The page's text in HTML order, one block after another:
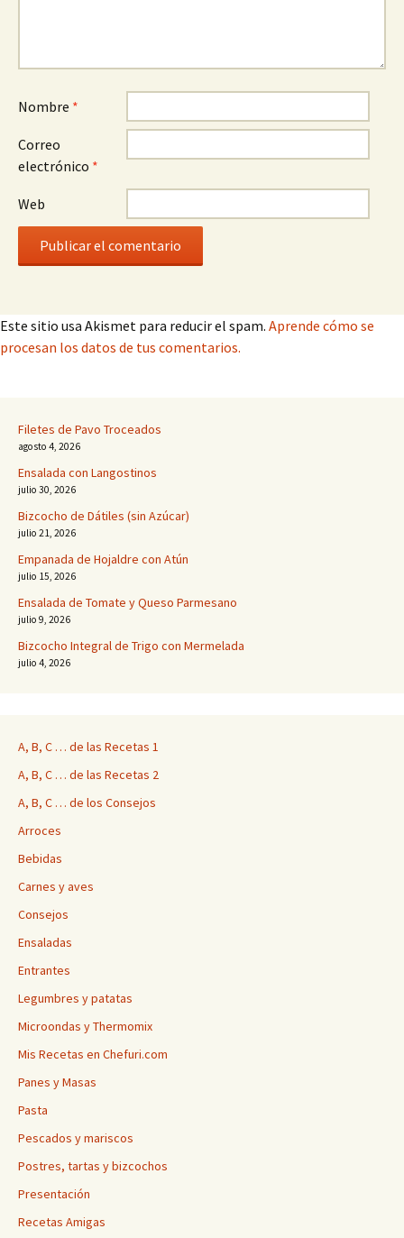
Nombre *
Correo
electrónico *
Web
Este sitio usa Akismet para reducir el spam. Aprende cómo se
procesan los datos de tus comentarios.
Filetes de Pavo Troceados
agosto 4, 2026
Ensalada con Langostinos
julio 30, 2026
Bizcocho de Dátiles (sin Azúcar)
julio 21, 2026
Empanada de Hojaldre con Atún
julio 15, 2026
Ensalada de Tomate y Queso Parmesano
julio 9, 2026
Bizcocho Integral de Trigo con Mermelada
julio 4, 2026
A, B, C … de las Recetas 1
A, B, C … de las Recetas 2
A, B, C … de los Consejos
Arroces
Bebidas
Carnes y aves
Consejos
Ensaladas
Entrantes
Legumbres y patatas
Microondas y Thermomix
Mis Recetas en Chefuri.com
Panes y Masas
Pasta
Pescados y mariscos
Postres, tartas y bizcochos
Presentación
Recetas Amigas